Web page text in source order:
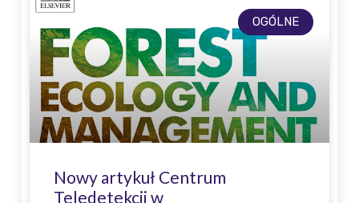
OGÓLNE
Nowy artykuł Centrum
Teledetekcji w